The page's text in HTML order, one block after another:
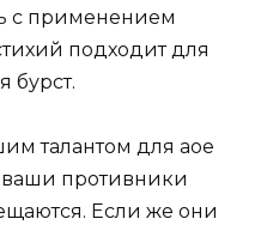
с применением
подходит для
бурст.
талантом для аое
ваши противники
Если же они